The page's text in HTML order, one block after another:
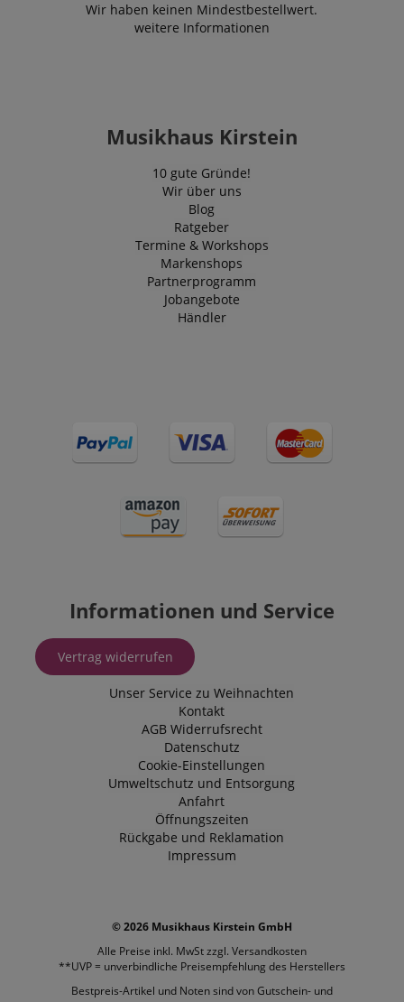
Wir haben keinen Mindestbestellwert.
weitere Informationen
Musikhaus Kirstein
10 gute Gründe!
Wir über uns
Blog
Ratgeber
Termine & Workshops
Markenshops
Partnerprogramm
Jobangebote
Händler
Informationen und Service
Vertrag widerrufen
Unser Service zu Weihnachten
Kontakt
AGB Widerrufsrecht
Datenschutz
Cookie-Einstellungen
Umweltschutz und Entsorgung
Anfahrt
Öffnungszeiten
Rückgabe und Reklamation
Impressum
© 2026 Musikhaus Kirstein GmbH
Alle Preise inkl. MwSt zzgl. Versandkosten
**UVP = unverbindliche Preisempfehlung des Herstellers
Bestpreis-Artikel und Noten sind von Gutschein- und